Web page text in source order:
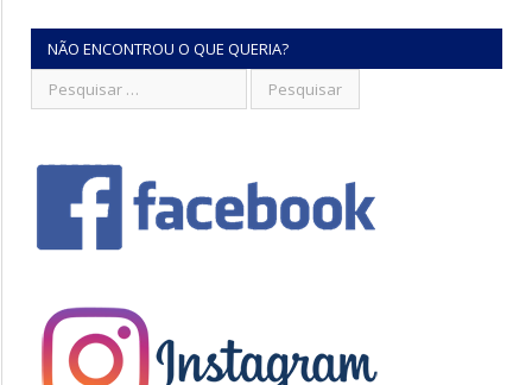
NÃO ENCONTROU O QUE QUERIA?